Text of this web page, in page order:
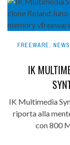
FREEWARE, NEWS
IK
IK Multimedia
riporta alla
con 800